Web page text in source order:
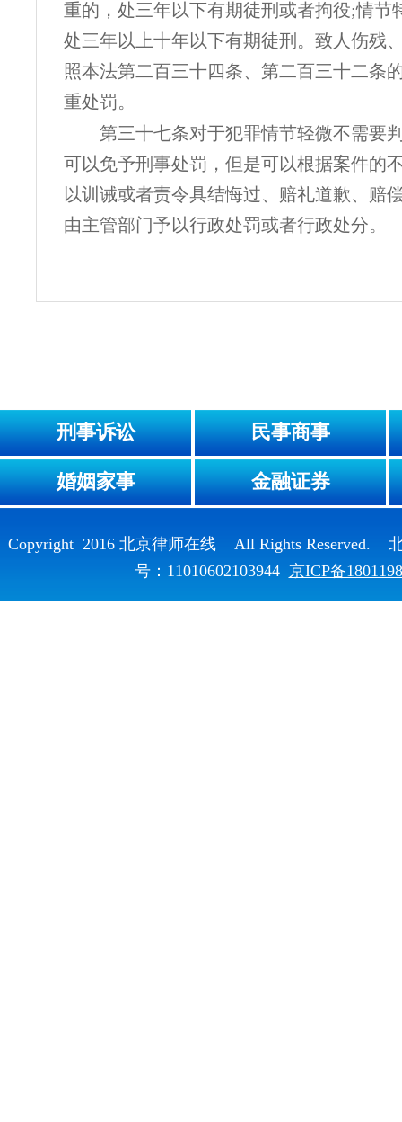
重的，处三年以下有期徒刑或者拘役;情节
处三年以上十年以下有期徒刑。致人伤残
照本法第二百三十四条、第二百三十二条
重处罚。
第三十七条对于犯罪情节轻微不需要
可以免予刑事处罚，但是可以根据案件的
以训诫或者责令具结悔过、赔礼道歉、赔
由主管部门予以行政处罚或者行政处分。
刑事诉讼 民事商事
婚姻家事 金融证券
Copyright 2016 北京律师在线 All Rights Reserved.
号：11010602103944 京ICP备